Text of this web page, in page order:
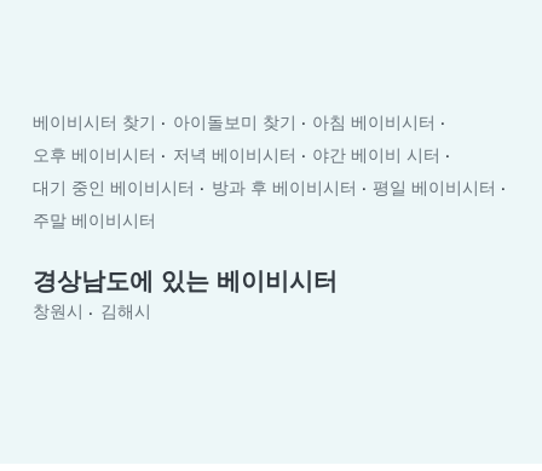
베이비시터 찾기 아이돌보미 찾기
아침 베이비시터
오후 베이비시터
저녁 베이비시터
야간 베이비 시터
대기 중인 베이비시터
방과 후 베이비시터
평일 베이비시터
주말 베이비시터
경상남도에 있는 베이비시터
창원시 김해시